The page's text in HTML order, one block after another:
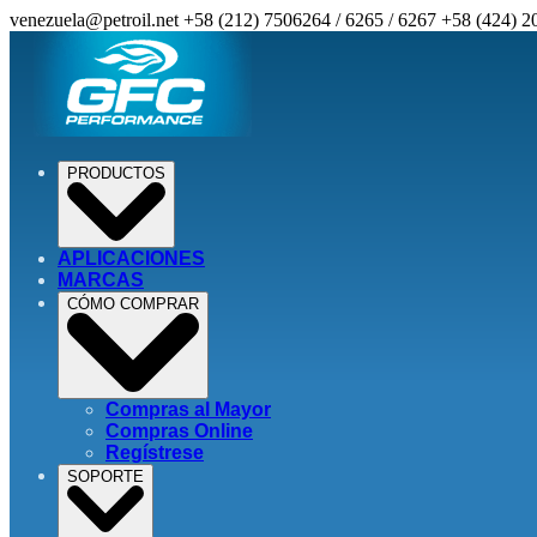
venezuela@petroil.net +58 (212) 7506264 / 6265 / 6267 +58 (424)
PRODUCTOS
APLICACIONES
MARCAS
CÓMO COMPRAR
Compras al Mayor
Compras Online
Regístrese
SOPORTE